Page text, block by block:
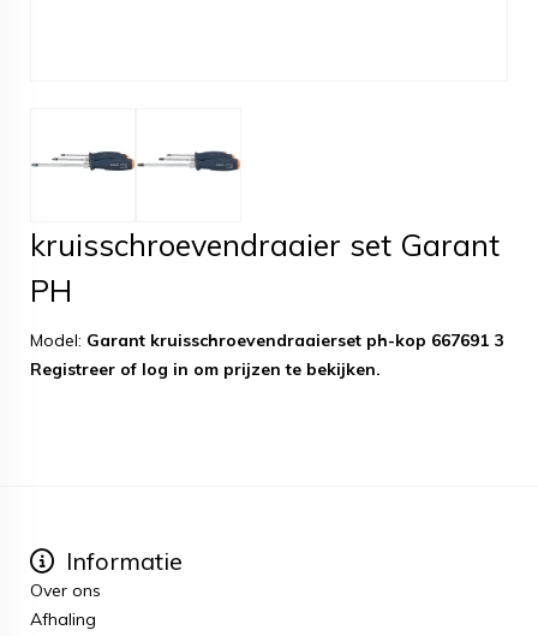
kruisschroevendraaier set Garant
PH
Model: Garant kruisschroevendraaierset ph-kop 667691 3
Registreer of log in om prijzen te bekijken.
Informatie
Over ons
Afhaling